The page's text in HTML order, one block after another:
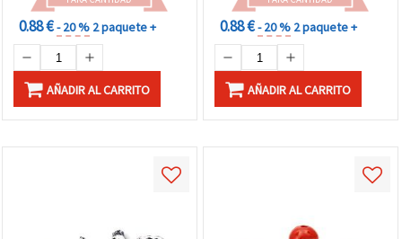
0.88 €- 20 % 2 paquete +
AÑADIR AL CARRITO
0.88 €- 20 % 2 paquete +
AÑADIR AL CARRITO